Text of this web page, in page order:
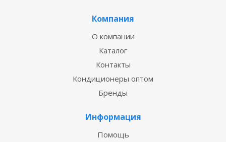
Компания
О компании
Каталог
Контакты
Кондиционеры оптом
Бренды
Информация
Помощь